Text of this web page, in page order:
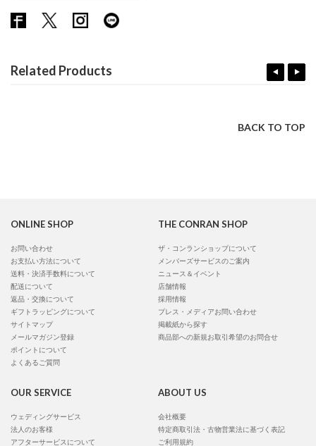
Related Products
BACK TO TOP
ONLINE SHOP
お問い合わせ
お支払い方法について
送料・決済手数料について
配送について
返品・交換について
ギフトラッピングについて
サイトマップ
メールマガジン登録
ポイントについて
よくあるご質問
THE CONRAN SHOP
ザ・コンランショップについて
メンバーズサービスのご案内
ニュース＆イベント
店舗情報
採用情報
プレス・メディアお問い合わせ
掲載紙から探す
商品部への新規お取引希望のお問合せ
OUR SERVICE
ウェディングサービス
法人のお客様
アフターサービスについて
ABOUT US
会社概要
特定商取引法・古物営業法に基づく表記
ご利用規約